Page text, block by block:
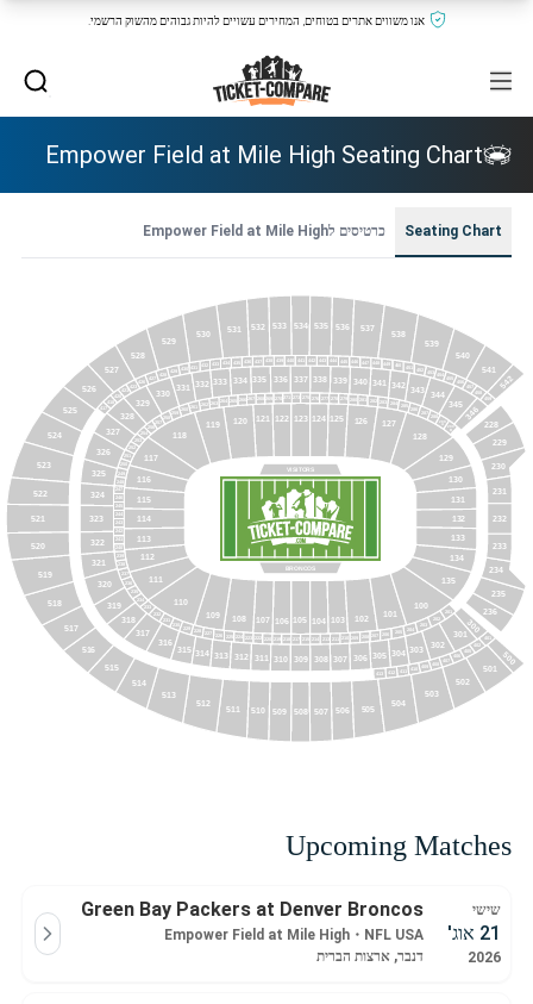
אנו משווים אתרים בטוחים, המחירים עשויים להיות גבוהים מהשוק הרשמי.
Empower Field at Mile High Seating Chart
Seating Chart כרטיסים לEmpower Field at Mile High
100
101
102
103
104
105
106
107
108
109
110
111
112
113
114
115
116
117
118
119 120 121 122 123 124 125 126
127
128
129
130
131
132
133
134
135
201
202
203
204
205
206
207
208
209
210
213
214
215
217
218
219
222
223
224
227
228
229
231
232
233
234
235
236
237
238
239
240
241
242
243
244
245
246
247
250
251
252
254
256
258
259
260
263 264 266 267 268 273 275 276 279 281 282 283 284 285
288
289
289
B
301300
302
303
304
305
306
307
308
309
310
311
312
313
314
315
316
317
318
319
320
321
322
323
324
325
326
327
328
329
330
331 332 333 334 335 336 337 338 339 340 341 342 343
344
345346
228
229
230
231
232
233
234
235
236
402
412
417
421
427
428
429
431 432
442
452
459
500
501
502
503
504
505
506
507
508
509
510
511
512
513
514
515
516
517
518
519
520
521
522
523
524
525
526
527
528
529
530
531 532 533 534 535 536 537
538
539
540
541
542
VISITORS
BRONCOS
Upcoming Matches
שישי
21 אוג'
2026
Green Bay Packers at Denver Broncos
NFL USA
・
Empower Field at Mile High
דנבר, ארצות הברית